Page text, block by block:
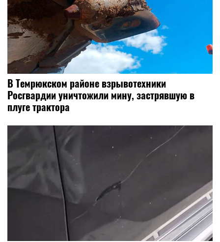
В Темрюкском районе взрывотехники
Росгвардии уничтожили мину, застрявшую в
плуге трактора